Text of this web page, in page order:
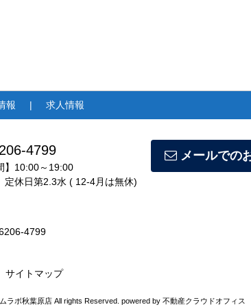
報 求人情報
4799
】10:00～19:00
定休日第2.3水 ( 12-4月は無休)
メールでの
4799
サイトマップ
ラボ秋葉原店 All rights Reserved. powered by 不動産クラウドオフィス